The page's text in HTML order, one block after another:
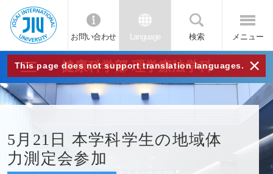
JIU
城西
国際
大学
お問い合わせ Language 検索 メニュー
This page does not support translation languages. ×
健康科学部 理学療法学科
5月21日 本学科学生の地域体
力測定会参加